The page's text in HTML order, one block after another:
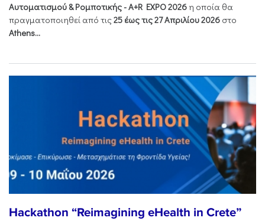
Αυτοματισμού & Ρομποτικής - Α+R EXPO 2026 η οποία θα
πραγματοποιηθεί από τις25 έως τις 27 Απριλίου 2026 στο
Athens...
Hackathon “Reimagining eHealth in Crete”